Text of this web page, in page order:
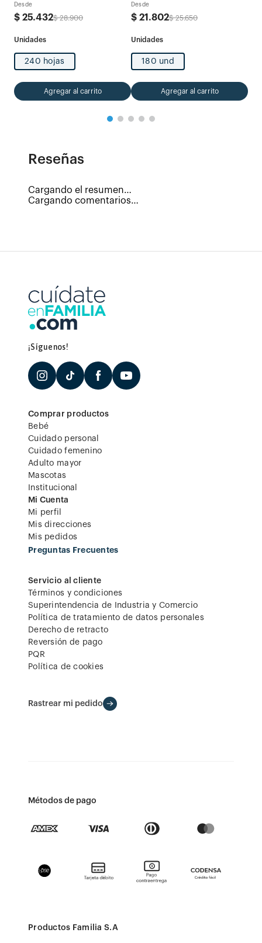
Megarollo Decoradas 2 rollos
x 120 hojas
Desde
$ 25.432$ 28.900
240 hojas
Agregar al carrito
Desde
$ 21 .802$ 25.650
180 und
Agregar al carrito
Reseñas
Cargando el resumen…
Cargando comentarios…
¡Síguenos!
Comprar productos
Bebé
Cuidado personal
Cuidado femenino
Adulto mayor
Mascotas
Institucional
Mi Cuenta
Mi perfil
Mis direcciones
Mis pedidos
Preguntas Frecuentes
Servicio al cliente
Términos y condiciones
Superintendencia de Industria y Comercio
Política de tratamiento de datos personales
Derecho de retracto
Reversión de pago
PQR
Política de cookies
Rastrear mi pedido
Métodos de pago
Productos Familia S.A